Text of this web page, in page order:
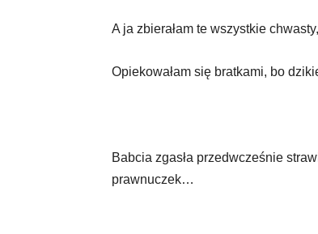
A ja zbierałam te wszystkie
Opiekowałam się bratkami, bo
Babcia zgasła przedwcześnie
prawnuczek…